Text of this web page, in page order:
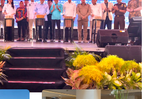
Perkuat Sinergi Percepatan